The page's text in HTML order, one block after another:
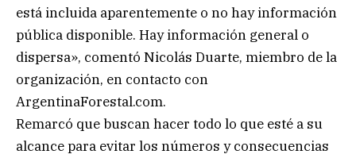
está incluida aparentemente o no hay información
pública disponible. Hay información general o
dispersa», comentó Nicolás Duarte, miembro de la
organización, en contacto con
ArgentinaForestal.com.
Remarcó que buscan hacer todo lo que esté a su
alcance para evitar los números y consecuencias